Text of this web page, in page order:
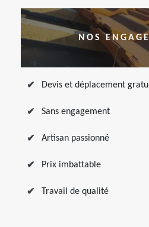
NOS
Devis et déplacement
Sans engagement
Artisan passionné
Prix imbattable
Travail de qualité